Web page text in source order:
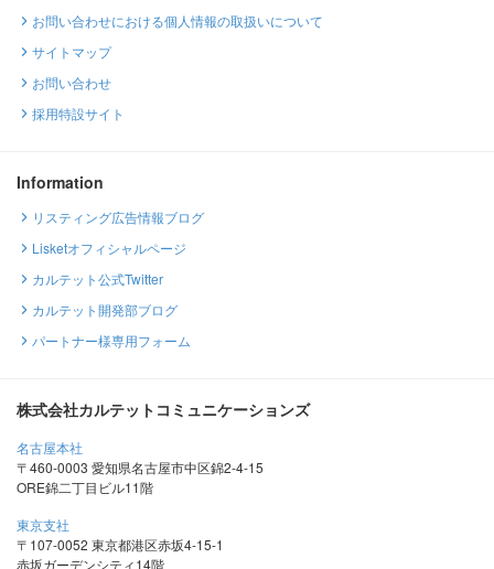
お問い合わせにおける個人情報の取扱いについて
サイトマップ
お問い合わせ
採用特設サイト
Information
リスティング広告情報ブログ
Lisketオフィシャルページ
カルテット公式Twitter
カルテット開発部ブログ
パートナー様専用フォーム
株式会社カルテットコミュニケーションズ
名古屋本社
〒460-0003 愛知県名古屋市中区錦2-4-15
ORE錦二丁目ビル11階
東京支社
〒107-0052 東京都港区赤坂4-15-1
赤坂ガーデンシティ14階